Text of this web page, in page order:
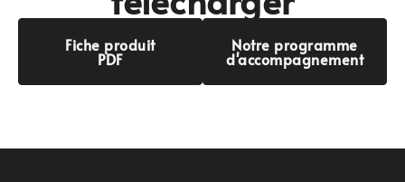
Fiche produit
PDF
Notre programme
d'accompagnement